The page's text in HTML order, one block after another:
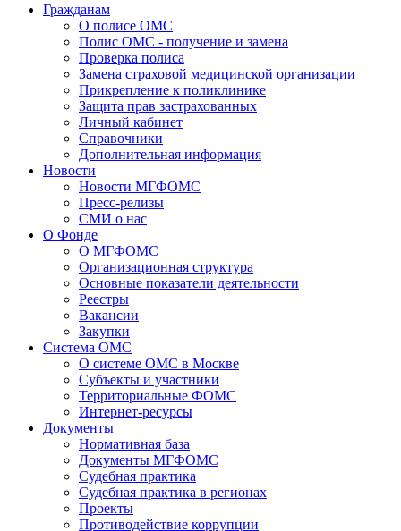
Гражданам
О полисе ОМС
Полис ОМС - получение и замена
Проверка полиса
Замена страховой медицинской организации
Прикрепление к поликлинике
Защита прав застрахованных
Личный кабинет
Справочники
Дополнительная информация
Новости
Новости МГФОМС
Пресс-релизы
СМИ о нас
О Фонде
О МГФОМС
Организационная структура
Основные показатели деятельности
Реестры
Вакансии
Закупки
Система ОМС
О системе ОМС в Москве
Субъекты и участники
Территориальные ФОМС
Интернет-ресурсы
Документы
Нормативная база
Документы МГФОМС
Судебная практика
Судебная практика в регионах
Проекты
Противодействие коррупции